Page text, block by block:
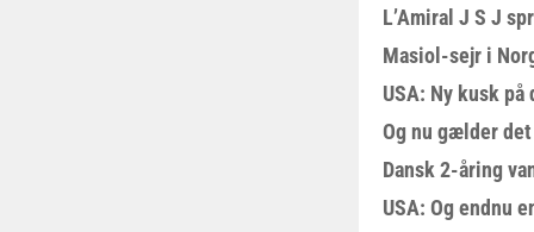
L’Amiral J S J
Masiol-sejr i
USA: Ny kusk på
Og nu gælder
Dansk 2-åring
USA: Og endnu